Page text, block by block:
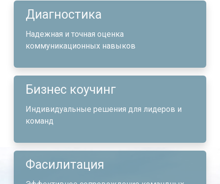
Диагностика
Надежная и точная оценка
коммуникационных навыков
Бизнес коучинг
Индивидуальные решения для лидеров и
команд
Фасилитация